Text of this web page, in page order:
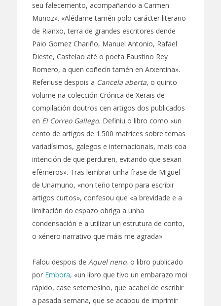
seu falecemento, acompañando a Carmen
Muñoz». «Alédame tamén polo carácter literario
de Rianxo, terra de grandes escritores dende
Paio Gomez Chariño, Manuel Antonio, Rafael
Dieste, Castelao até o poeta Faustino Rey
Romero, a quen coñecín tamén en Arxentina».
Referiuse despois a Cancela aberta, o quinto
volume na colección Crónica de Xerais de
compilación doutros cen artigos dos publicados
en El Correo Gallego. Definiu o libro como «un
cento de artigos de 1.500 matrices sobre temas
variadísimos, galegos e internacionais, mais coa
intención de que perduren, evitando que sexan
efémeros». Tras lembrar unha frase de Miguel
de Unamuno, «non teño tempo para escribir
artigos curtos», confesou que «a brevidade e a
limitación do espazo obriga a unha
condensación e a utilizar un estrutura de conto,
o xénero narrativo que máis me agrada».
Falou despois de Aquel neno, o libro publicado
por Embora, «un libro que tivo un embarazo moi
rápido, case setemesino, que acabei de escribir
a pasada semana, que se acabou de imprimir